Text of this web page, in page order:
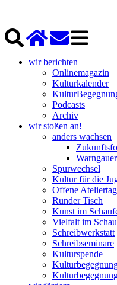
wir berichten
Onlinemagazin
Kulturkalender
Podcasts
Archiv
wir stoßen an!
anders wachsen
Spurwechsel
Kultur für die
Offene
Runder Tisch
Kunst im
Vielfalt im
Schreibwerkstatt
Schreibseminare
Kulturspende